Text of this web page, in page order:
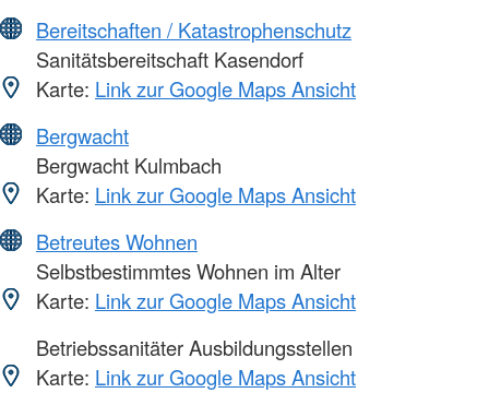
Bereitschaften / Katastrophenschutz
Sanitätsbereitschaft Kasendorf
Karte: Link zur Google Maps Ansicht
Bergwacht
Bergwacht Kulmbach
Karte: Link zur Google Maps Ansicht
Betreutes Wohnen
Selbstbestimmtes Wohnen im Alter
Karte: Link zur Google Maps Ansicht
Betriebssanitäter Ausbildungsstellen
Karte: Link zur Google Maps Ansicht